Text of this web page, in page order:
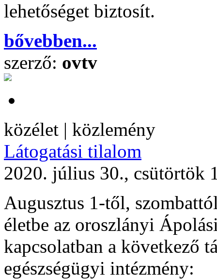
lehetőséget biztosít.
bővebben...
szerző: ovtv
közélet | közlemény
Látogatási tilalom
2020. július 30., csütörtök
Augusztus 1-től,
életbe az oroszlányi
kapcsolatban a következő
egészségügyi intézmény: